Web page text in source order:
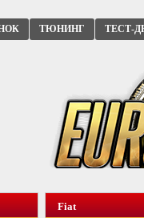
ТЮНИНГ ТЕСТ-
Fiat